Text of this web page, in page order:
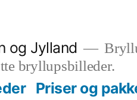
og Jylland
bryllupsbilleder.
Priser og